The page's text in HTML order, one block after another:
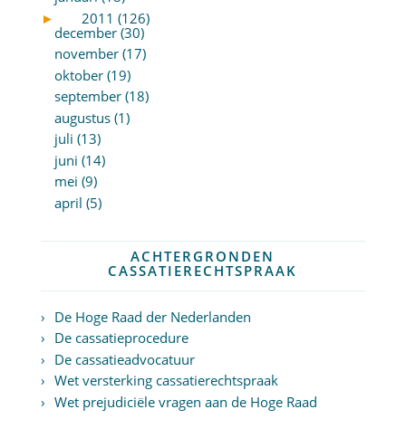
►
2011 (126)
december (30)
november (17)
oktober (19)
september (18)
augustus (1)
juli (13)
juni (14)
mei (9)
april (5)
ACHTERGRONDEN
CASSATIERECHTSPRAAK
De Hoge Raad der Nederlanden
De cassatieprocedure
De cassatieadvocatuur
Wet versterking cassatierechtspraak
Wet prejudiciële vragen aan de Hoge Raad